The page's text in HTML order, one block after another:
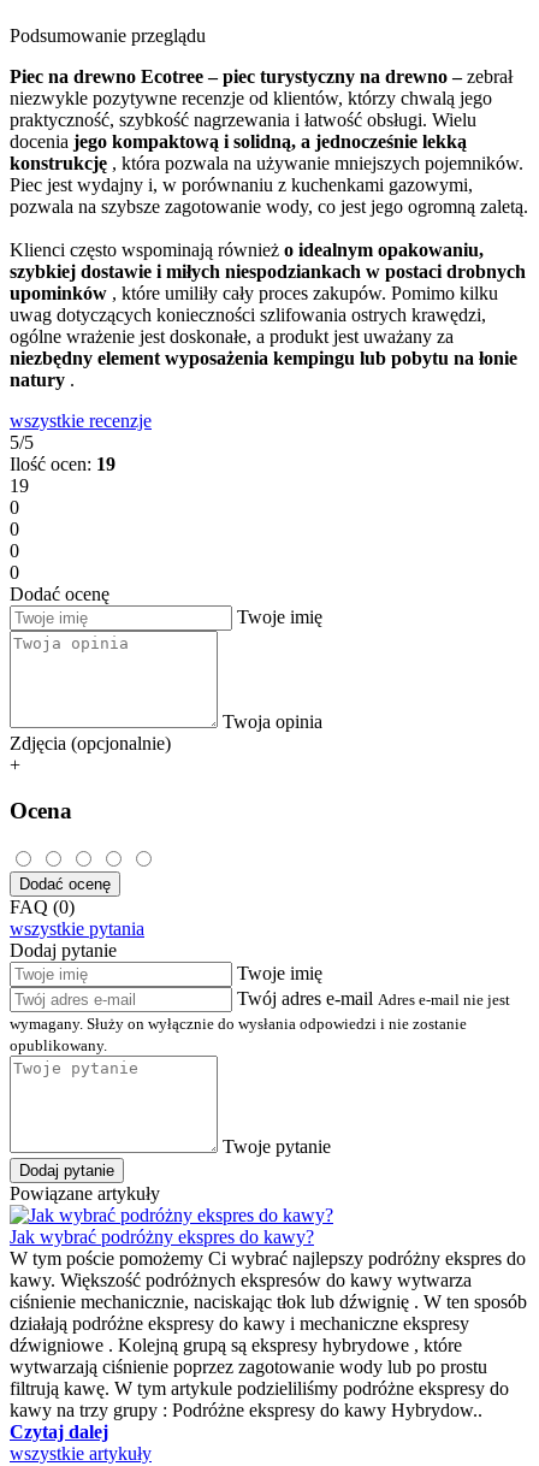
Podsumowanie przeglądu
Piec na drewno Ecotree – piec turystyczny na drewno –zebrał
niezwykle pozytywne recenzje od klientów, którzy chwalą jego
praktyczność, szybkość nagrzewania i łatwość obsługi. Wielu
docenia jego kompaktową i solidną, a jednocześnie lekką
konstrukcję , która pozwala na używanie mniejszych pojemników.
Piec jest wydajny i, w porównaniu z kuchenkami gazowymi,
pozwala na szybsze zagotowanie wody, co jest jego ogromną zaletą.
Klienci często wspominają również o idealnym opakowaniu,
szybkiej dostawie i miłych niespodziankach w postaci drobnych
upominków , które umiliły cały proces zakupów. Pomimo kilku
uwag dotyczących konieczności szlifowania ostrych krawędzi,
ogólne wrażenie jest doskonałe, a produkt jest uważany za
niezbędny element wyposażenia kempingu lub pobytu na łonie
natury .
wszystkie recenzje
5/5
Ilość ocen: 19
19
0
0
0
0
Dodać ocenę
Twoje imię
Twoja opinia
Zdjęcia (opcjonalnie)
+
Ocena
Dodać ocenę
FAQ (0)
wszystkie pytania
Dodaj pytanie
Twoje imię
Twój adres e-mail Adres e-mail nie jest
wymagany. Służy on wyłącznie do wysłania odpowiedzi i nie zostanie
opublikowany.
Twoje pytanie
Dodaj pytanie
Powiązane artykuły
Jak wybrać podróżny ekspres do kawy?
W tym poście pomożemy Ci wybrać najlepszy podróżny ekspres do
kawy. Większość podróżnych ekspresów do kawy wytwarza
ciśnienie mechanicznie, naciskając tłok lub dźwignię . W ten sposób
działają podróżne ekspresy do kawy i mechaniczne ekspresy
dźwigniowe . Kolejną grupą są ekspresy hybrydowe , które
wytwarzają ciśnienie poprzez zagotowanie wody lub po prostu
filtrują kawę. W tym artykule podzieliliśmy podróżne ekspresy do
kawy na trzy grupy : Podróżne ekspresy do kawy Hybrydow..
Czytaj dalej
wszystkie artykuły